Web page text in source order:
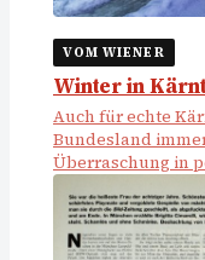
VOM WIENER
Winter in
Auch für echte
Bundesland
Überraschung in